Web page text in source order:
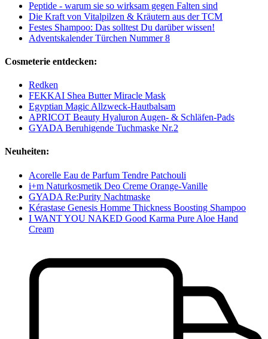
Peptide - warum sie so wirksam gegen Falten sind
Die Kraft von Vitalpilzen & Kräutern aus der TCM
Festes Shampoo: Das solltest Du darüber wissen!
Adventskalender Türchen Nummer 8
Cosmeterie entdecken:
Redken
FEKKAI Shea Butter Miracle Mask
Egyptian Magic Allzweck-Hautbalsam
APRICOT Beauty Hyaluron Augen‑ & Schläfen‑Pads
GYADA Beruhigende Tuchmaske Nr.2
Neuheiten:
Acorelle Eau de Parfum Tendre Patchouli
i+m Naturkosmetik Deo Creme Orange-Vanille
GYADA Re:Purity Nachtmaske
Kérastase Genesis Homme Thickness Boosting Shampoo
I WANT YOU NAKED Good Karma Pure Aloe Hand
Cream